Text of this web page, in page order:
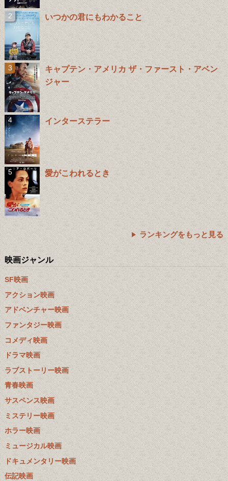
いつかの君にもわかること
キャプテン・アメリカ ザ・ファースト・アベン
ジャー
インターステラー
愛がこわれるとき
ランキングをもっと見る
映画ジャンル
SF映画
アクション映画
アドベンチャー映画
ファンタジー映画
コメディ映画
ドラマ映画
ラブストーリー映画
青春映画
サスペンス映画
ミステリー映画
ホラー映画
ミュージカル映画
ドキュメンタリー映画
伝記映画